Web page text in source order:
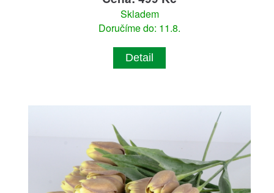
Skladem
Doručíme do: 11.8.
Detail